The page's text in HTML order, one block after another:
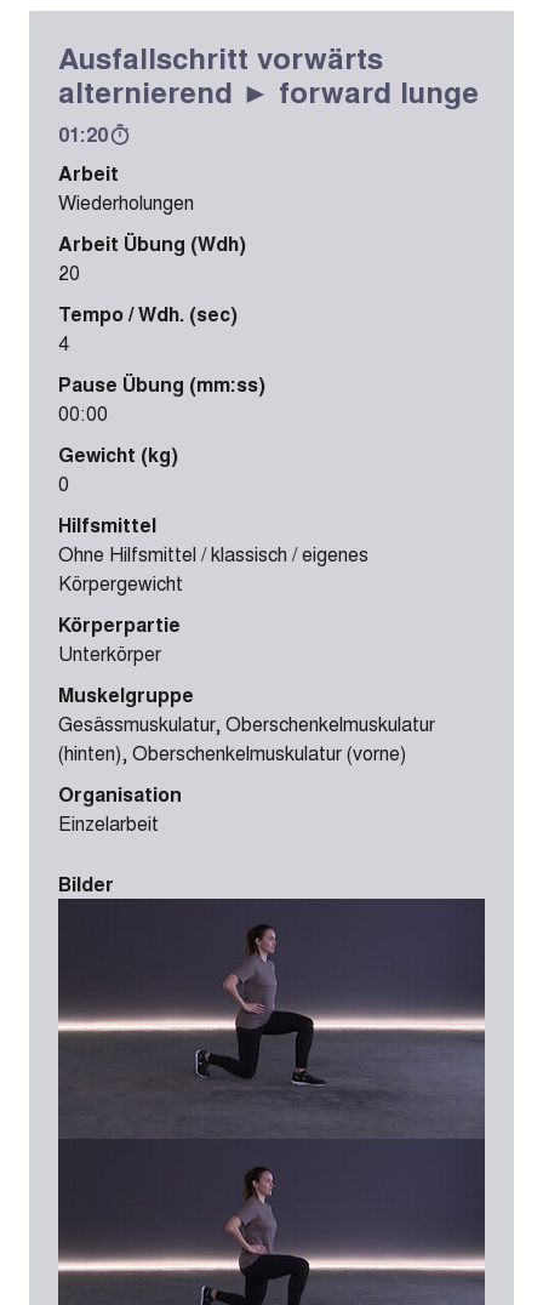
Ausfallschritt vorwärts
alternierend ► forward lunge
01:20
Arbeit
Wiederholungen
Arbeit Übung (Wdh)
20
Tempo / Wdh. (sec)
4
Pause Übung (mm:ss)
00:00
Gewicht (kg)
0
Hilfsmittel
Ohne Hilfsmittel / klassisch / eigenes
Körpergewicht
Körperpartie
Unterkörper
Muskelgruppe
Gesässmuskulatur, Oberschenkelmuskulatur
(hinten), Oberschenkelmuskulatur (vorne)
Organisation
Einzelarbeit
Bilder